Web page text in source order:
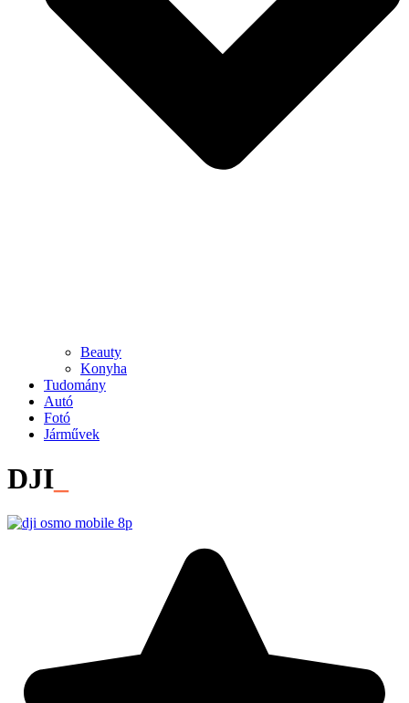
Beauty
Konyha
Tudomány
Autó
Fotó
Járművek
DJI